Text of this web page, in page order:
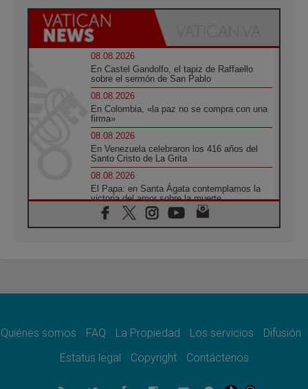
08.08.2026
En Castel Gandolfo, el tapiz de Raffaello
sobre el sermón de San Pablo
08.08.2026
En Colombia, «la paz no se compra con una
firma»
08.08.2026
En Venezuela celebraron los 416 años del
Santo Cristo de La Grita
08.08.2026
El Papa: en Santa Ágata contemplamos la
victoria del amor sobre la muerte
08.08.2026
León XIV visitará el Santuario de la Madre
07.08.2026
07.08.2026
el compromiso del cristiano"
Quiénes somos FAQ La Propiedad Los servicios
Difusión
Estatus legal
Copyright Contáctenos